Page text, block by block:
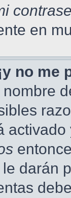
en
no me
darán